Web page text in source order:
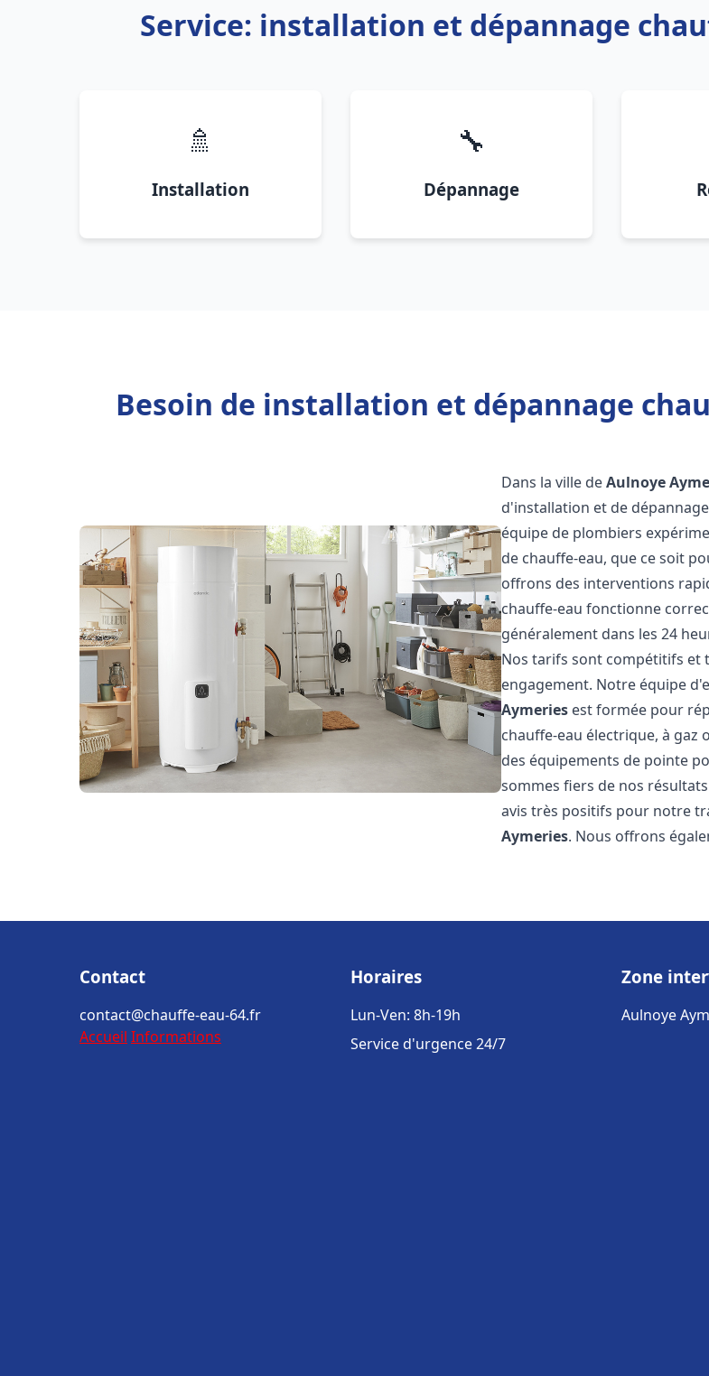
Service: installation et dépannage
🚿
Installation
🔧
Dépannage
Besoin de installation et dépannage
Dans la ville deAulnoye
d'installation et de
équipe de plombiers
de chauffe-eau, que ce soit
offrons des interventions
chauffe-eau fonctionne
généralement dans les 24
Nos tarifs sont compétitifs et
engagement. Notre équipe
Aymeries est formée pour
chauffe-eau électrique, à gaz
des équipements de pointe
sommes fiers de nos
avis très positifs pour notre
Aymeries. Nous offrons
Contact
contact@chauffe-eau-64.fr
Accueil Informations
Horaires
Lun-Ven: 8h-19h
Service d'urgence 24/7
Zone
Aulnoye